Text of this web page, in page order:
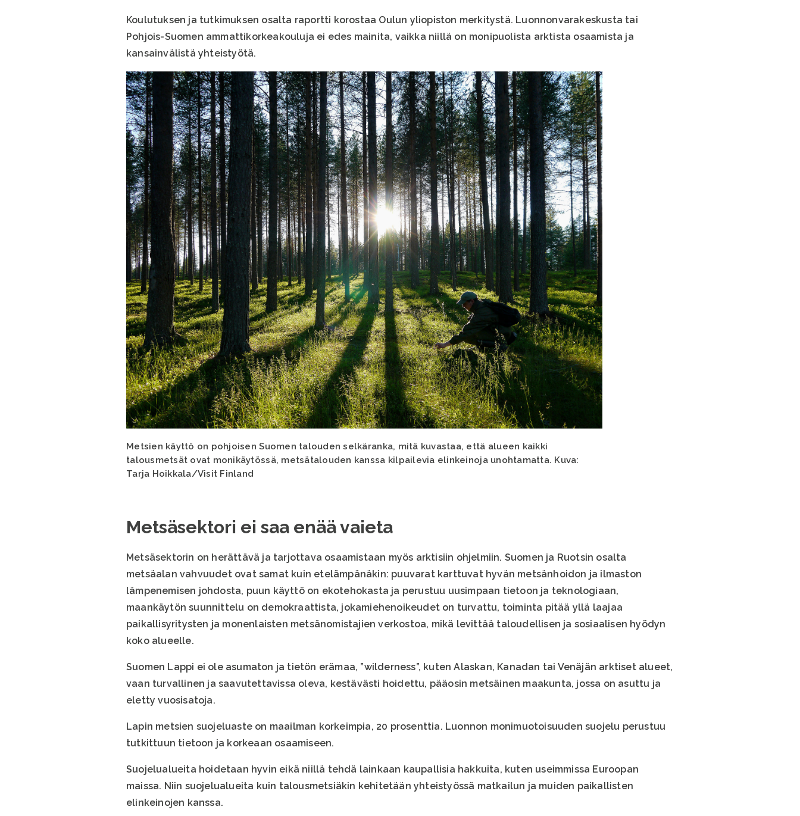
Koulutuksen ja tutkimuksen osalta raportti korostaa Oulun yliopiston merkitystä. Luonnonvarakeskusta tai
Pohjois-Suomen ammattikorkeakouluja ei edes mainita, vaikka niillä on monipuolista arktista osaamista ja
kansainvälistä yhteistyötä.
Metsien käyttö on pohjoisen Suomen talouden selkäranka, mitä kuvastaa, että alueen kaikki
talousmetsät ovat monikäytössä, metsätalouden kanssa kilpailevia elinkeinoja unohtamatta. Kuva:
Tarja Hoikkala/Visit Finland
Metsäsektori ei saa enää vaieta
Metsäsektorin on herättävä ja tarjottava osaamistaan myös arktisiin ohjelmiin. Suomen ja Ruotsin osalta
metsäalan vahvuudet ovat samat kuin etelämpänäkin: puuvarat karttuvat hyvän metsänhoidon ja ilmaston
lämpenemisen johdosta, puun käyttö on ekotehokasta ja perustuu uusimpaan tietoon ja teknologiaan,
maankäytön suunnittelu on demokraattista, jokamiehenoikeudet on turvattu, toiminta pitää yllä laajaa
paikallisyritysten ja monenlaisten metsänomistajien verkostoa, mikä levittää taloudellisen ja sosiaalisen hyödyn
koko alueelle.
Suomen Lappi ei ole asumaton ja tietön erämaa, ”wilderness”, kuten Alaskan, Kanadan tai Venäjän arktiset alueet,
vaan turvallinen ja saavutettavissa oleva, kestävästi hoidettu, pääosin metsäinen maakunta, jossa on asuttu ja
eletty vuosisatoja.
Lapin metsien suojeluaste on maailman korkeimpia, 20 prosenttia. Luonnon monimuotoisuuden suojelu perustuu
tutkittuun tietoon ja korkeaan osaamiseen.
Suojelualueita hoidetaan hyvin eikä niillä tehdä lainkaan kaupallisia hakkuita, kuten useimmissa Euroopan
maissa. Niin suojelualueita kuin talousmetsiäkin kehitetään yhteistyössä matkailun ja muiden paikallisten
elinkeinojen kanssa.